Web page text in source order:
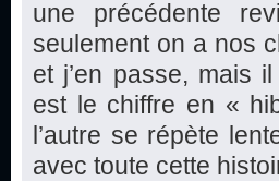
une précédente
seulement on a nos
et j’en passe, mais
est le chiffre en «
l’autre se répète
avec toute cette